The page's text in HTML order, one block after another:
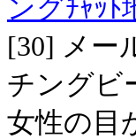
ングﾁｬｯﾄ
[30] メー
チングビ
女性の目